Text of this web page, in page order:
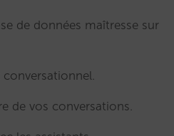
de données maîtresse sur
conversationnel.
de vos conversations.